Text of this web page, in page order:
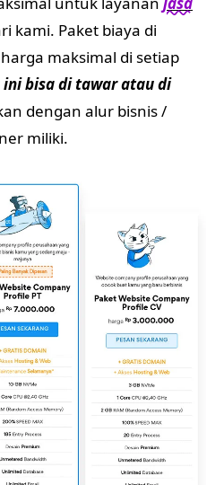
kami. Paket biaya di
maksimal di setiap
bisa di tawar atau di
dengan alur bisnis /
miliki.